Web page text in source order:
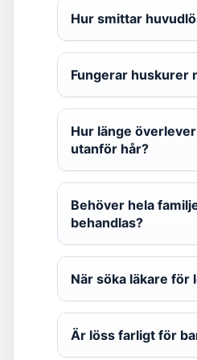
Hur smittar
Fungerar huskurer
Hur länge
utanför hår?
Behöver hela
behandlas?
När söka läkare för
Är löss farligt för